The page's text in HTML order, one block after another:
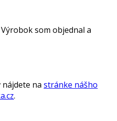
som objednal a
na stránke nášho
.